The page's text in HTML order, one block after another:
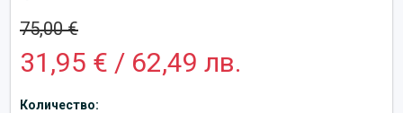
75,00 €
31,95 € / 62,49 лв.
Количество: